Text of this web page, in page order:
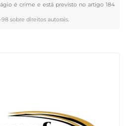
é crime e está previsto no artigo 184
98 sobre direitos autorais.